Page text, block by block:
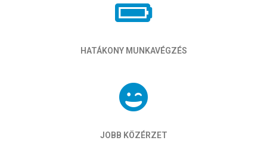
HATÁKONY MUNKAVÉGZÉS
JOBB KÖZÉRZET